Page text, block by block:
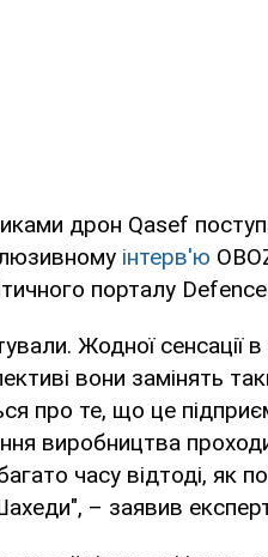
дрон Qasef
інтерв'ю
порталу
Жодної
вони замінять
про те, що це
виробництва
часу відтоді, як
– заявив